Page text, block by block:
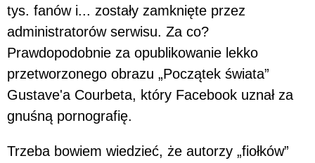
tys. fanów i... zostały zamknięte przez
administratorów serwisu. Za co?
Prawdopodobnie za opublikowanie lekko
przetworzonego obrazu „Początek świata”
Gustave'a Courbeta, który Facebook uznał za
gnuśną pornografię.
Trzeba bowiem wiedzieć, że autorzy „fiołków”